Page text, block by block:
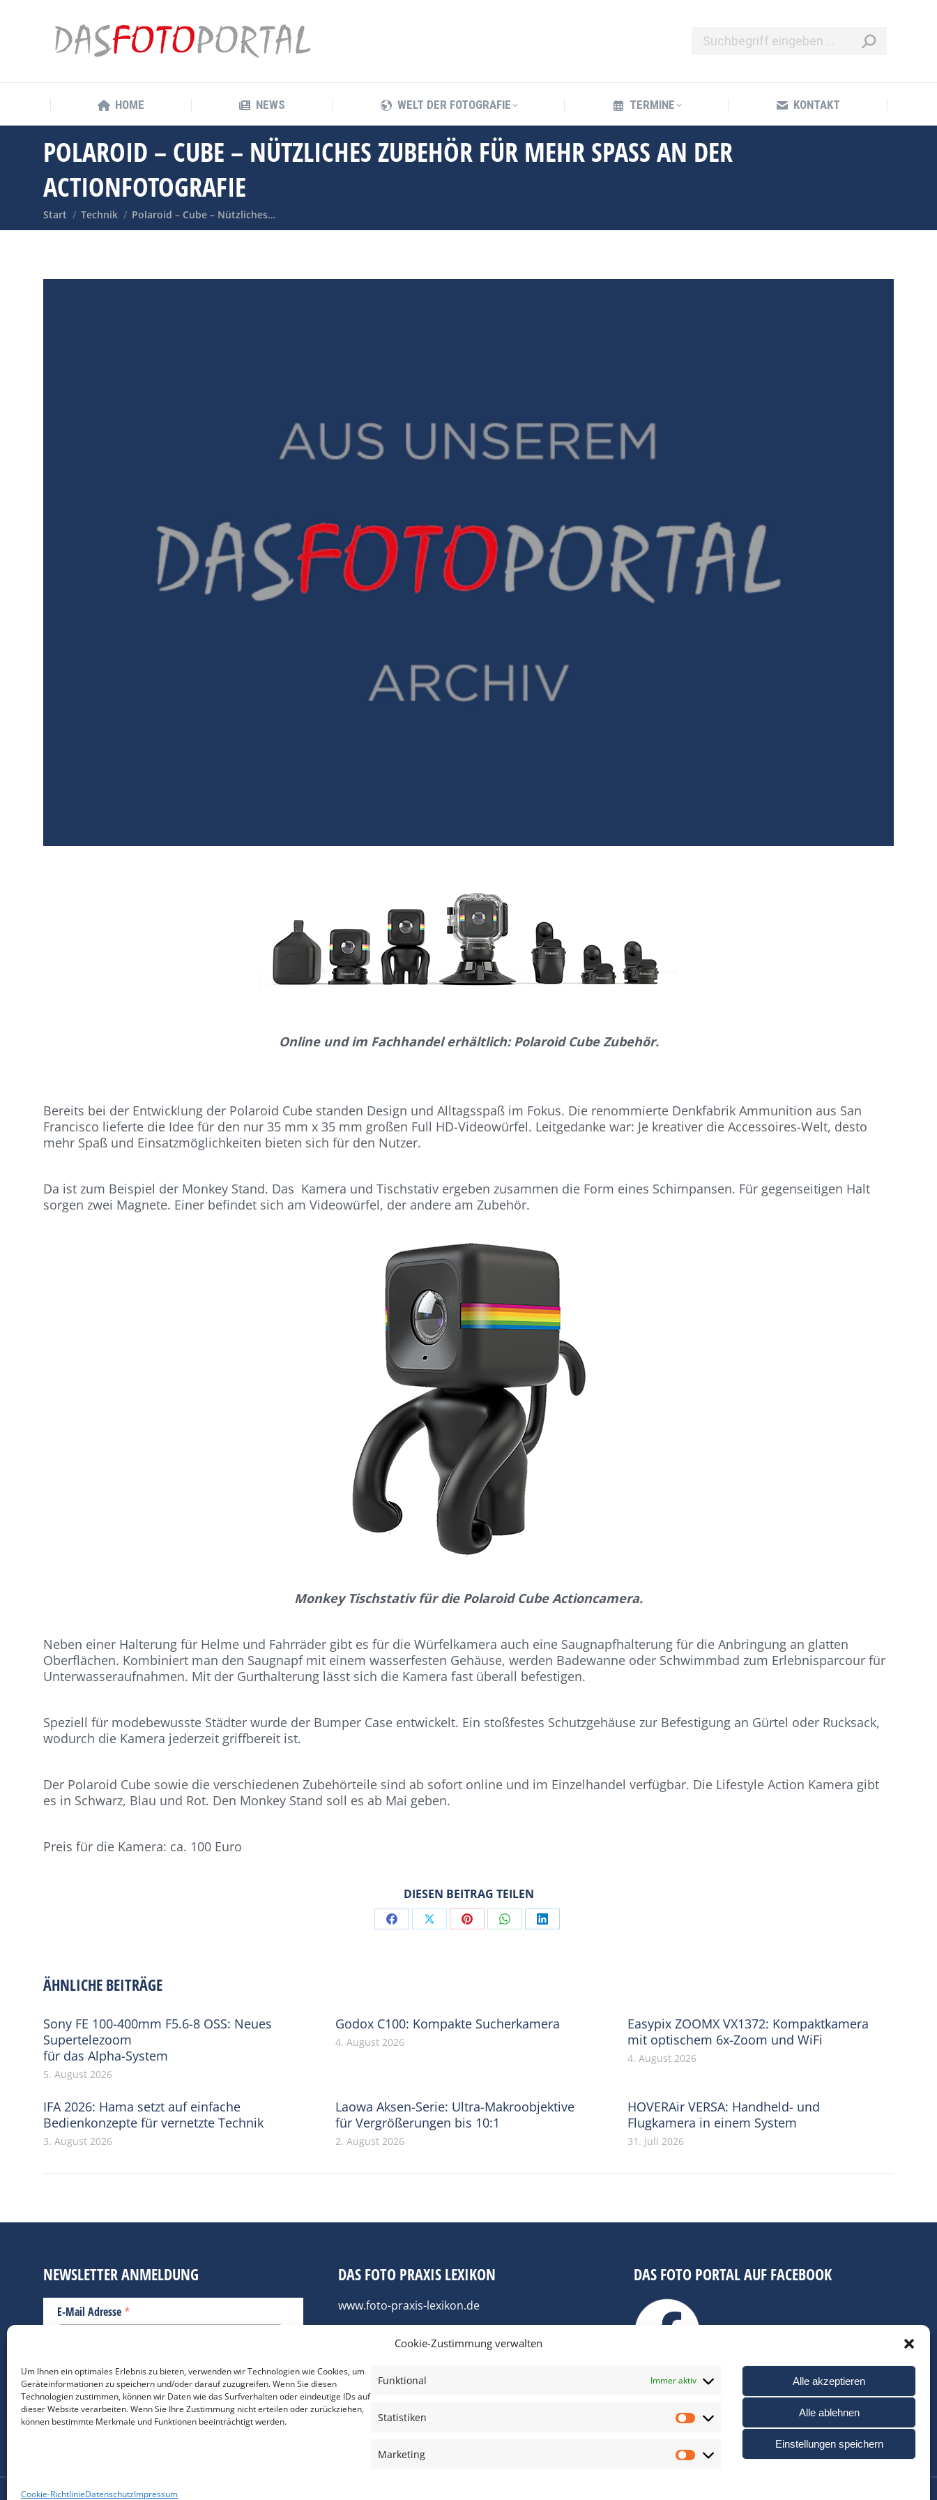
Cookie-Zustimmung verwalten
Um Ihnen ein optimales Erlebnis zu bieten, verwenden wir Technologien wie Cookies, um
Geräteinformationen zu speichern und/oder darauf zuzugreifen. Wenn Sie diesen
Technologien zustimmen, können wir Daten wie das Surfverhalten oder eindeutige IDs auf
dieser Website verarbeiten. Wenn Sie Ihre Zustimmung nicht erteilen oder zurückziehen,
können bestimmte Merkmale und Funktionen beeinträchtigt werden.
Funktional Immer aktiv
Statistiken Statistiken
Marketing Marketing
Alle akzeptieren
Alle ablehnen
Einstellungen speichern
Cookie-RichtlinieDatenschutzImpressum
HOME NEWS WELT DER FOTOGRAFIE TERMINE KONTAKT
POLAROID – CUBE – NÜTZLICHES ZUBEHÖR FÜR MEHR SPASS AN DER
ACTIONFOTOGRAFIE
Sie befinden sich hier:
Start Technik Polaroid – Cube – Nützliches…
Online und im Fachhandel erhältlich: Polaroid Cube Zubehör.
Bereits bei der Entwicklung der Polaroid Cube standen Design und Alltagsspaß im Fokus. Die renommierte Denkfabrik Ammunition aus San
Francisco lieferte die Idee für den nur 35 mm x 35 mm großen Full HD-Videowürfel. Leitgedanke war: Je kreativer die Accessoires-Welt, desto
mehr Spaß und Einsatzmöglichkeiten bieten sich für den Nutzer.
Da ist zum Beispiel der Monkey Stand. Das Kamera und Tischstativ ergeben zusammen die Form eines Schimpansen. Für gegenseitigen Halt
sorgen zwei Magnete. Einer befindet sich am Videowürfel, der andere am Zubehör.
Monkey Tischstativ für die Polaroid Cube Actioncamera.
Neben einer Halterung für Helme und Fahrräder gibt es für die Würfelkamera auch eine Saugnapfhalterung für die Anbringung an glatten
Oberflächen. Kombiniert man den Saugnapf mit einem wasserfesten Gehäuse, werden Badewanne oder Schwimmbad zum Erlebnisparcour für
Unterwasseraufnahmen. Mit der Gurthalterung lässt sich die Kamera fast überall befestigen.
Speziell für modebewusste Städter wurde der Bumper Case entwickelt. Ein stoßfestes Schutzgehäuse zur Befestigung an Gürtel oder Rucksack,
wodurch die Kamera jederzeit griffbereit ist.
Der Polaroid Cube sowie die verschiedenen Zubehörteile sind ab sofort online und im Einzelhandel verfügbar. Die Lifestyle Action Kamera gibt
es in Schwarz, Blau und Rot. Den Monkey Stand soll es ab Mai geben.
Preis für die Kamera: ca. 100 Euro
DIESEN BEITRAG TEILEN
Share Share Share Share Share
ÄHNLICHE BEITRÄGE
Sony FE 100-400mm F5.6-8 OSS: Neues
Supertelezoom
für das Alpha-System
5. August 2026
Godox C100: Kompakte Sucherkamera
4. August 2026
Easypix ZOOMX VX1372: Kompaktkamera
mit optischem 6x-Zoom und WiFi
4. August 2026
IFA 2026: Hama setzt auf einfache
Bedienkonzepte für vernetzte Technik
3. August 2026
Laowa Aksen-Serie: Ultra-Makroobjektive
für Vergrößerungen bis 10:1
2. August 2026
HOVERAir VERSA: Handheld- und
Flugkamera in einem System
31. Juli 2026
NEWSLETTER ANMELDUNG
E-Mail Adresse *
*verpflichtend
DAS FOTO PRAXIS LEXIKON
www.foto-praxis-lexikon.de
DAS FOTO PORTAL AUF FACEBOOK
HOME NEWS